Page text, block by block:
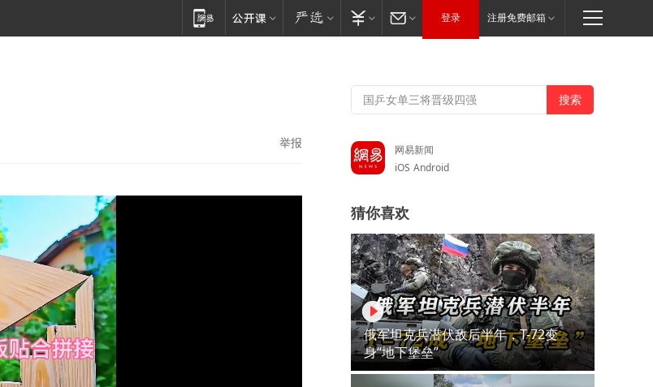
登录 注册免费邮箱
举报
网易新闻
iOS Android
猜你喜欢
俄军坦克兵潜伏敌后半年，T-72变
身“地下堡垒”